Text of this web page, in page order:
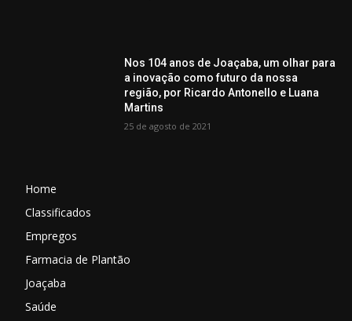
Nos 104 anos de Joaçaba, um olhar para
a inovação como futuro da nossa
região, por Ricardo Antonello e Luana
Martins
25 de agosto de 2021
Home
Classificados
Empregos
Farmacia de Plantão
Joaçaba
Saúde